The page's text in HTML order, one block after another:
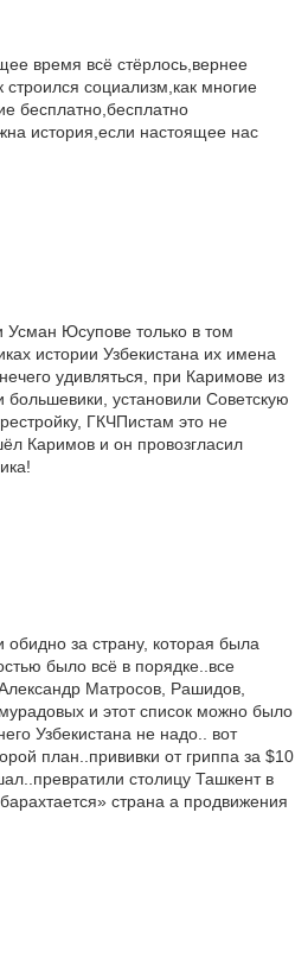
время всё стёрлось,вернее
социализм,как многие
бесплатно,бесплатно
история,если настоящее нас
Юсупове только в том
истории Узбекистана их имена
удивляться, при Каримове из
установили Советскую
ГКЧПистам это не
Каримов и он провозгласил
за страну, которая была
было всё в порядке..все
Матросов, Рашидов,
и этот список можно было
Узбекистана не надо.. вот
план..прививки от гриппа за $10
столицу Ташкент в
страна а продвижения